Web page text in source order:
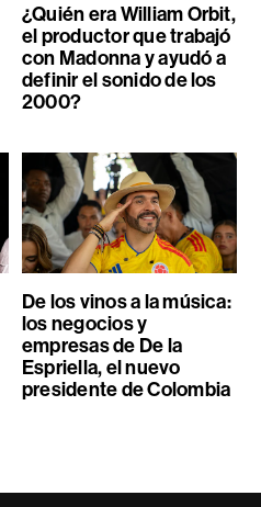
¿Quién era William Orbit,
el productor que trabajó
con Madonna y ayudó a
definir el sonido de los
2000?
De los vinos a la música:
los negocios y
empresas de De la
Espriella, el nuevo
presidente de Colombia